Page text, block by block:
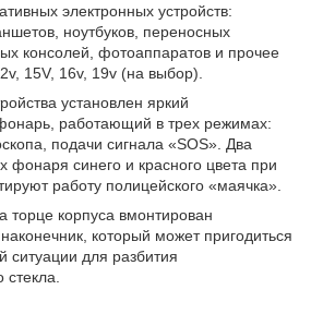
электронных устройств:
ноутбуков, переносных
консолей, фотоаппаратов и прочее
15V, 16v, 19v (на выбор).
установлен яркий
работающий в трех режимах:
подачи сигнала «SOS». Два
фонаря синего и красного цвета при
работу полицейского «маячка».
торце корпуса вмонтирован
который может пригодиться
ситуации для разбития